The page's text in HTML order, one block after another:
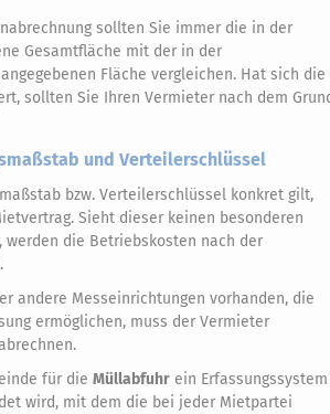
sollten Sie immer die in der
Gesamtfläche mit der in der
Fläche vergleichen. Hat sich die
sollten Sie Ihren Vermieter nach dem
und Verteilerschlüssel
bzw. Verteilerschlüssel konkret gilt,
Sieht dieser keinen besonderen
werden die Betriebskosten nach der
andere Messeinrichtungen vorhanden, die
ermöglichen, muss der Vermieter
für die Müllabfuhr ein Erfassungssystem
wird, mit dem die bei jeder Mietpartei